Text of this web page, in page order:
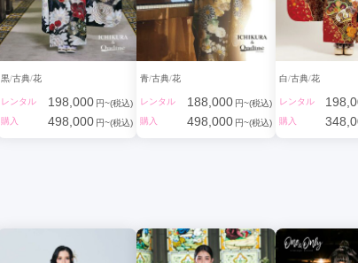
黒 古典 花
レンタル 198,000 円~(税込)
購入
498,000 円~(税込)
青 古典 花
レンタル 188,000 円~(税込)
購入
498,000 円~(税込)
白 古典 花
レンタル
購入